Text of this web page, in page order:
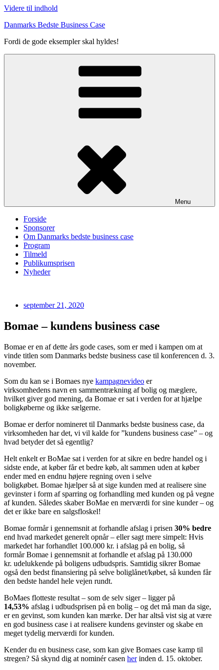
Videre til indhold
Danmarks Bedste Business Case
Fordi de gode eksempler skal hyldes!
Menu
Forside
Sponsorer
Om Danmarks bedste business case
Program
Tilmeld
Publikumsprisen
Nyheder
september 21, 2020
Bomae – kundens business case
Bomae er en af dette års gode cases, som er med i kampen om at
vinde titlen som Danmarks bedste business case til konferencen d. 3.
november.
Som du kan se i Bomaes nye kampagnevideo er
virksomhedens navn en sammentrækning af bolig og mæglere,
hvilket giver god mening, da Bomae er sat i verden for at hjælpe
boligkøberne og ikke sælgerne.
Bomae er derfor nomineret til Danmarks bedste business case, da
virksomheden har det, vi vil kalde for ”kundens business case” – og
hvad betyder det så egentlig?
Helt enkelt erBoMae sat i verden for at sikre en bedre handel og i
sidste ende, at køber får et bedre køb, alt sammen uden at køber
ender med en endnu højere regning oven i selve
boligkøbet. Bomae hjælper så at sige kunden med at realisere sine
gevinster i form af sparring og forhandling med kunden og på vegne
afkunden. Således skaberBoMae en merværdi for sine kunder – og
det er ikke bare en salgsfloskel!
Bomae formår i gennemsnit at forhandle afslag i prisen 30% bedre
end hvad markedet generelt opnår – eller sagt mere simpelt: Hvis
markedet har forhandlet 100.000 kr. i afslag på en bolig, så
formårBomae i gennemsnit at forhandle et afslag på 130.000
kr. udelukkende på boligens udbudspris. Samtidig sikrer Bomae
også den bedst finansiering på selve boliglånet/købet, så kunden får
den bedste handel hele vejen rundt.
BoMaes flotteste resultat – som de selv siger – ligger på
14,53% afslag i udbudsprisen på en bolig – og det må man da sige,
eren gevinst, som kunden kan mærke. Der har altså vist sig at være
en god business case i at realisere kundens gevinster og skabe en
meget tydelig merværdi for kunden.
Kender du en business case, som kan give Bomaes case kamp til
stregen? Så skynd dig at nominér casen herinden d. 15. oktober.